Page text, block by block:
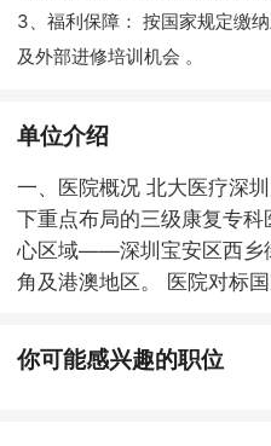
3、福利保障： 按国家规定缴
及外部进修培训机会 。
单位介绍
一、医院概况 北大医疗深圳康复院区是北大医疗集团旗
下重点布局的三级康复专
心区域——深圳宝安区西乡
角及港澳地区。 医院对标
力于打造粤港澳大湾区标杆
提供全生命周期健康管理服务。 二、学科设置与
你可能感兴趣的职位